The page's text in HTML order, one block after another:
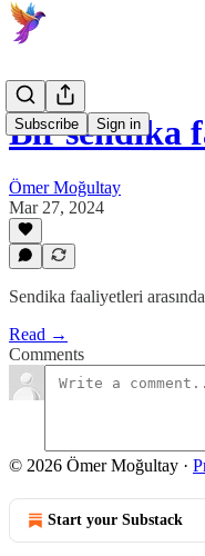
Subscribe Sign in
Bir sendika
Ömer Moğultay
Mar 27, 2024
Sendika faaliyetleri
Read →
Comments
© 2026 Ömer Moğultay ·
Start your Substack